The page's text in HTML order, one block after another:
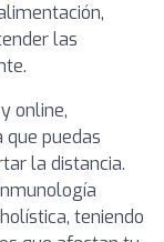
las
online,
que puedas
la distancia.
teniendo